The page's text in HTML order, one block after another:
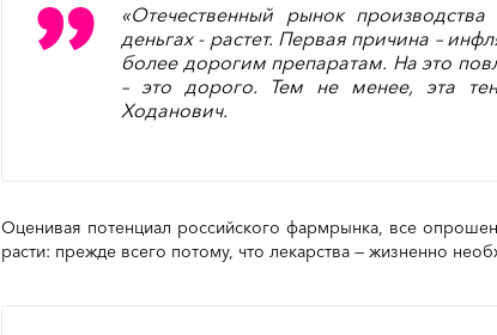
«Отечественный рынок
деньгах - растет. Первая причина –
более дорогим препаратам. На это
– это дорого. Тем не менее, эта
Ходанович.
Оценивая потенциал российского фармрынка, все
расти: прежде всего потому, что лекарства — жизненно